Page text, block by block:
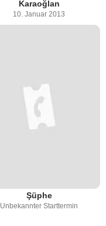
Karaoğlan
10. Januar 2013
Şüphe
Unbekannter Starttermin